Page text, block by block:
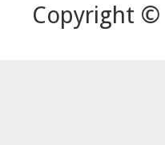
Copyright ©